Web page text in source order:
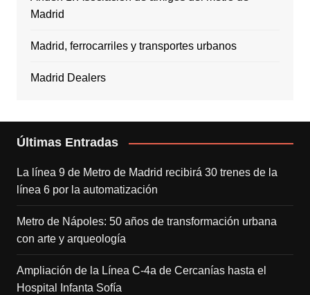
Madrid
Madrid, ferrocarriles y transportes urbanos
Madrid Dealers
Últimas Entradas
La línea 9 de Metro de Madrid recibirá 30 trenes de la
línea 6 por la automatización
Metro de Nápoles: 50 años de transformación urbana
con arte y arqueología
Ampliación de la Línea C-4a de Cercanías hasta el
Hospital Infanta Sofía